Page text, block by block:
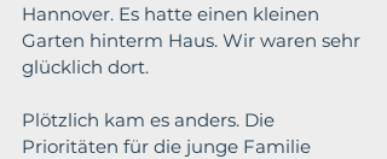
Hannover. Es hatte einen kleinen
Garten hinterm Haus. Wir waren sehr
glücklich dort.
Plötzlich kam es anders. Die
Prioritäten für die junge Familie